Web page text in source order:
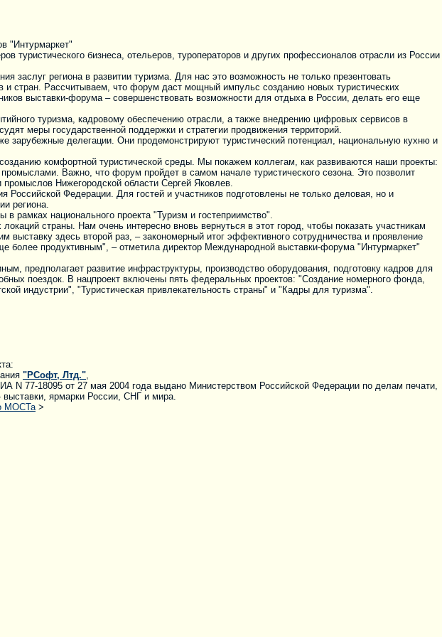
"Интурмаркет"
бизнеса, отельеров, туроператоров и других профессионалов отрасли из России
региона в развитии туризма. Для нас это возможность не только презентовать
и стран. Рассчитываем, что форум даст мощный импульс созданию новых туристических
выставки-форума – совершенствовать возможности для отдыха в России, делать его еще
туризма, кадровому обеспечению отрасли, а также внедрению цифровых сервисов в
меры государственной поддержки и стратегии продвижения территорий.
зарубежные делегации. Они продемонстрируют туристический потенциал, национальную кухню и
комфортной туристической среды. Мы покажем коллегам, как развиваются наши проекты:
Важно, что форум пройдет в самом начале туристического сезона. Это позволит
Нижегородской области Сергей Яковлев.
Российской Федерации. Для гостей и участников подготовлены не только деловая, но и
региона.
рамках национального проекта "Туризм и гостеприимство".
страны. Нам очень интересно вновь вернуться в этот город, чтобы показать участникам
здесь второй раз, – закономерный итог эффективного сотрудничества и проявление
более продуктивным", – отметила директор Международной выставки-форума "Интурмаркет"
предполагает развитие инфраструктуры, производство оборудования, подготовку кадров для
поездок. В нацпроект включены пять федеральных проектов: "Создание номерного фонда,
индустрии", "Туристическая привлекательность страны" и "Кадры для туризма".
"РСофт, Лтд.",
N 77-18095 от 27 мая 2004 года выдано Министерством Российской Федерации по делам печати,
ярмарки России, СНГ и мира.
МОСТа>